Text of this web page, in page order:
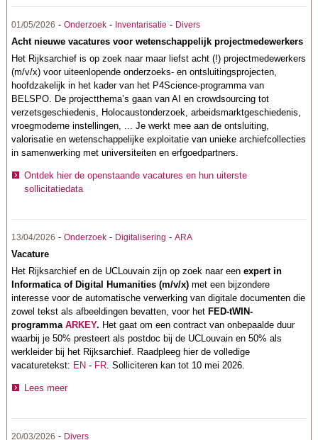
01/05/2026 -Onderzoek - Inventarisatie - Divers
Acht nieuwe vacatures voor wetenschappelijk projectmedewerkers
Het Rijksarchief is op zoek naar maar liefst acht (!) projectmedewerkers
(m/v/x) voor uiteenlopende onderzoeks- en ontsluitingsprojecten,
hoofdzakelijk in het kader van het P4Science-programma van
BELSPO. De projectthema’s gaan van AI en crowdsourcing tot
verzetsgeschiedenis, Holocaustonderzoek, arbeidsmarktgeschiedenis,
vroegmoderne instellingen, ... Je werkt mee aan de ontsluiting,
valorisatie en wetenschappelijke exploitatie van unieke archiefcollecties
in samenwerking met universiteiten en erfgoedpartners.
Ontdek hier de openstaande vacatures en hun uiterste
sollicitatiedata
13/04/2026 -Onderzoek - Digitalisering -ARA
Vacature
Het Rijksarchief en de UCLouvain zijn op zoek naar eenexpert in
Informatica of Digital Humanities (m/v/x)met een bijzondere
interesse voor de automatische verwerking van digitale documenten die
zowel tekst als afbeeldingen bevatten, voor het FED-tWIN-
programmaARKEY. Het gaat om een contract van onbepaalde duur
waarbij je 50% presteert als postdoc bij de UCLouvain en 50% als
werkleider bij het Rijksarchief. Raadpleeg hier de volledige
vacaturetekst: EN - FR . Solliciteren kan tot 10 mei 2026.
Lees meer
20/03/2026 - Divers